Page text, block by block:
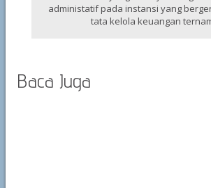
administatif pada instansi yang
tata kelola keuangan
Baca Juga